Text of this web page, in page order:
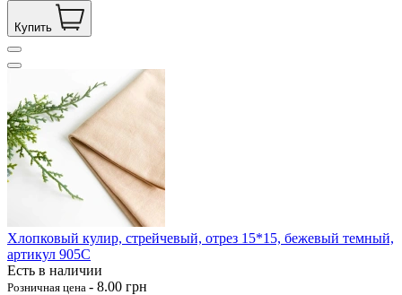
Купить
Хлопковый кулир, стрейчевый, отрез 15*15, бежевый темный,
артикул 905С
Есть в наличии
Розничная цена - 8.00 грн